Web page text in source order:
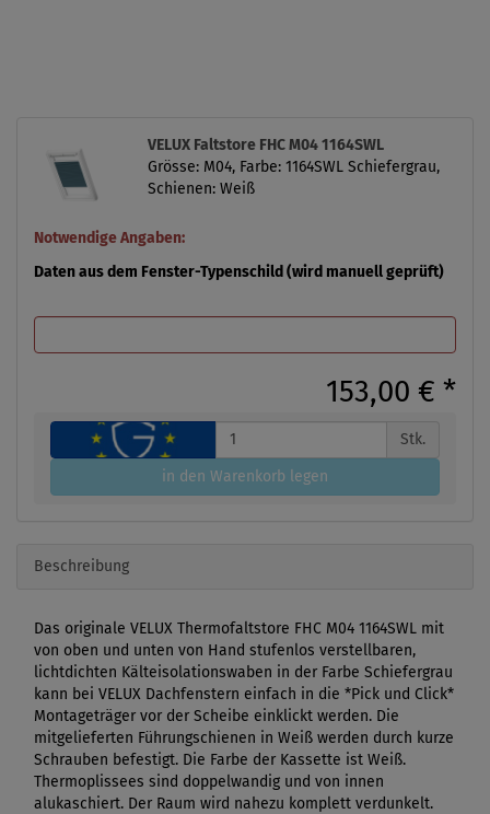
VELUX Faltstore FHC M04 1164SWL
Grösse: M04, Farbe: 1164SWL Schiefergrau,
Schienen: Weiß
Notwendige Angaben:
Daten aus dem Fenster-Typenschild (wird manuell geprüft)
153,00 € *
Stk.
in den Warenkorb legen
Beschreibung
Das originale VELUX Thermofaltstore FHC M04 1164SWL mit
von oben und unten von Hand stufenlos verstellbaren,
lichtdichten Kälteisolationswaben in der Farbe Schiefergrau
kann bei VELUX Dachfenstern einfach in die *Pick und Click*
Montageträger vor der Scheibe einklickt werden. Die
mitgelieferten Führungschienen in Weiß werden durch kurze
Schrauben befestigt. Die Farbe der Kassette ist Weiß.
Thermoplissees sind doppelwandig und von innen
alukaschiert. Der Raum wird nahezu komplett verdunkelt.